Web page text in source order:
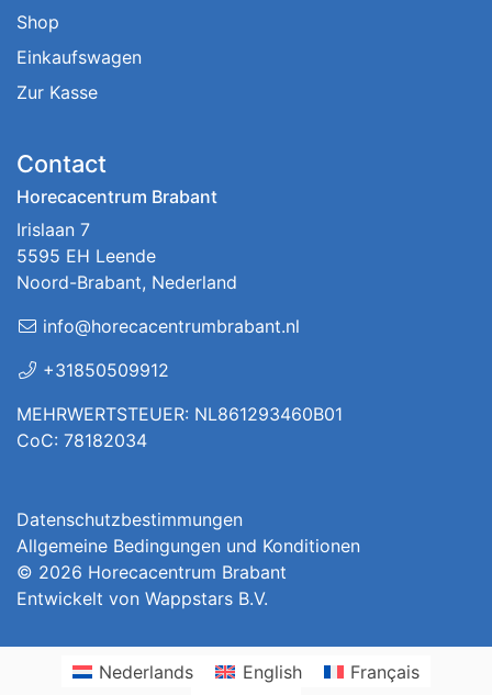
Shop
Einkaufswagen
Zur Kasse
Contact
Horecacentrum Brabant
Irislaan 7
5595 EH Leende
Noord-Brabant, Nederland
info@horecacentrumbrabant.nl
+31850509912
MEHRWERTSTEUER: NL861293460B01
CoC: 78182034
Datenschutzbestimmungen
Allgemeine Bedingungen und Konditionen
© 2026 Horecacentrum Brabant
Entwickelt von Wappstars B.V.
Nederlands English
Français